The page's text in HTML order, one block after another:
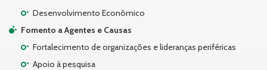
Desenvolvimento Econômico
Fomento a Agentes e Causas
Fortalecimento de organizações e lideranças periféricas
Apoio à pesquisa